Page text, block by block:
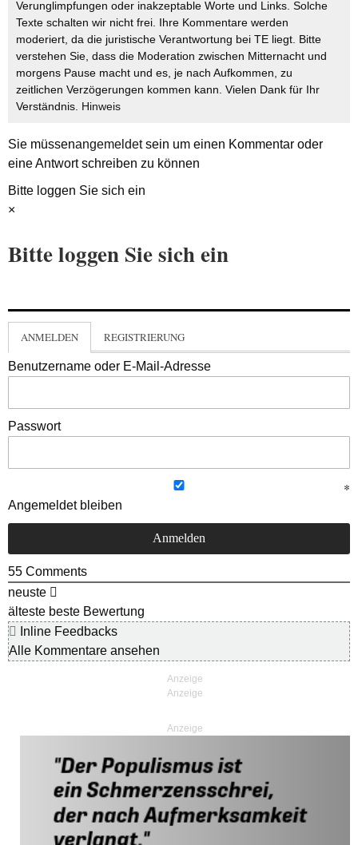
Verunglimpfungen oder inakzeptable Worte und Links. Solche
Texte schalten wir nicht frei. Ihre Kommentare werden
moderiert, da die juristische Verantwortung bei TE liegt. Bitte
verstehen Sie, dass die Moderation zwischen Mitternacht und
morgens Pause macht und es, je nach Aufkommen, zu
zeitlichen Verzögerungen kommen kann. Vielen Dank für Ihr
Verständnis. Hinweis
Sie müssenangemeldetsein um einen Kommentar oder
eine Antwort schreiben zu können
Bitte loggen Sie sich ein
×
Bitte loggen Sie sich ein
ANMELDEN REGISTRIERUNG
Benutzername oder E-Mail-Adresse
Passwort
Angemeldet bleiben
55 Comments
neuste
älteste beste Bewertung
Inline Feedbacks
Alle Kommentare ansehen
Anzeige